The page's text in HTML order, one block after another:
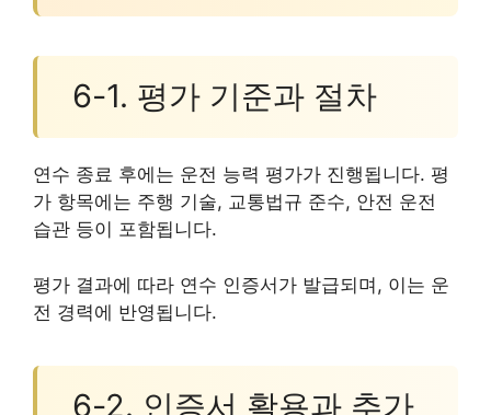
6-1. 평가 기준과 절차
연수 종료 후에는 운전 능력 평가가 진행됩니다. 평
가 항목에는 주행 기술, 교통법규 준수, 안전 운전
습관 등이 포함됩니다.
평가 결과에 따라 연수 인증서가 발급되며, 이는 운
전 경력에 반영됩니다.
6-2. 인증서 활용과 추가